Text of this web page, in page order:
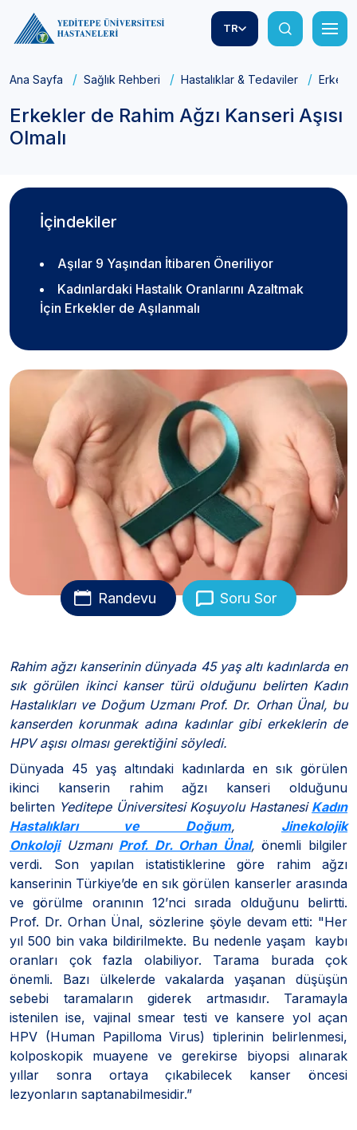
TR
Ana Sayfa Sağlık Rehberi Hastalıklar & Tedaviler
Erkekler de Rahim Ağzı Kanseri Aşısı
Olmalı
İçindekiler
Aşılar 9 Yaşından İtibaren Öneriliyor
Kadınlardaki Hastalık Oranlarını Azaltmak
İçin Erkekler de Aşılanmalı
Randevu Soru Sor
Rahim ağzı kanserinin dünyada 45 yaş altı kadınlarda en
sık görülen ikinci kanser türü olduğunu belirten Kadın
Hastalıkları ve Doğum Uzmanı Prof. Dr. Orhan Ünal, bu
kanserden korunmak adına kadınlar gibi erkeklerin de
HPV aşısı olması gerektiğini söyledi.
Dünyada 45 yaş altındaki kadınlarda en sık görülen
ikinci kanserin rahim ağzı kanseri olduğunu
belirten Yeditepe Üniversitesi Koşuyolu Hastanesi Kadın
Hastalıkları ve Doğum, Jinekolojik
OnkolojiUzmanı Prof. Dr. Orhan Ünal, önemli bilgiler
verdi. Son yapılan istatistiklerine göre rahim ağzı
kanserinin Türkiye’de en sık görülen kanserler arasında
ve görülme oranının 12’nci sırada olduğunu belirtti.
Prof. Dr. Orhan Ünal, sözlerine şöyle devam etti: "Her
yıl 500 bin vaka bildirilmekte. Bu nedenle yaşam kaybı
oranları çok fazla olabiliyor. Tarama burada çok
önemli. Bazı ülkelerde vakalarda yaşanan düşüşün
sebebi taramaların giderek artmasıdır. Taramayla
istenilen ise, vajinal smear testi ve kansere yol açan
HPV (Human Papilloma Virus) tiplerinin belirlenmesi,
kolposkopik muayene ve gerekirse biyopsi alınarak
yıllar sonra ortaya çıkabilecek kanser öncesi
lezyonların saptanabilmesidir.”